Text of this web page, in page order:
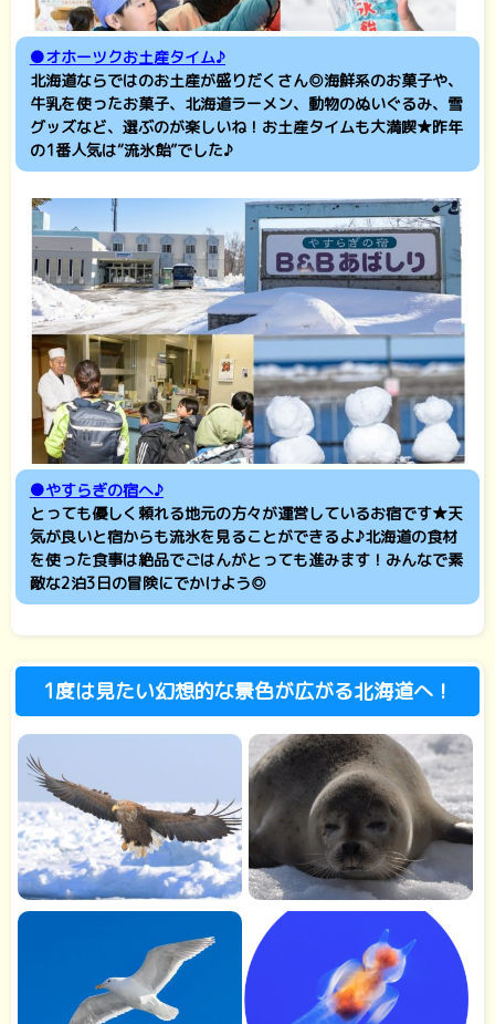
●オホーツクお土産タイム♪
北海道ならではのお土産が盛りだくさん◎海鮮系のお菓子や、
牛乳を使ったお菓子、北海道ラーメン、動物のぬいぐるみ、雪
グッズなど、選ぶのが楽しいね！お土産タイムも大満喫★昨年
の1番人気は“流氷飴”でした♪
●やすらぎの宿へ♪
とっても優しく頼れる地元の方々が運営しているお宿です★天
気が良いと宿からも流氷を見ることができるよ♪北海道の食材
を使った食事は絶品でごはんがとっても進みます！みんなで素
敵な2泊3日の冒険にでかけよう◎
1度は見たい幻想的な景色が広がる北海道へ！